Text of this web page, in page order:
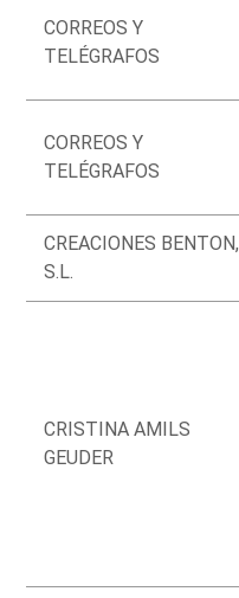
CORREOS Y
TELÉGRAFOS
CORREOS Y
TELÉGRAFOS
CREACIONES BENTON,
S.L.
CRISTINA AMILS
GEUDER